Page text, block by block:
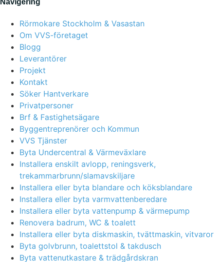
Rörmokare Stockholm & Vasastan
Om VVS-företaget
Blogg
Leverantörer
Projekt
Kontakt
Söker Hantverkare
Privatpersoner
Brf & Fastighetsägare
Byggentreprenörer och Kommun
VVS Tjänster
Byta Undercentral & Värmeväxlare
Installera enskilt avlopp, reningsverk,
trekammarbrunn/slamavskiljare
Installera eller byta blandare och köksblandare
Installera eller byta varmvattenberedare
Installera eller byta vattenpump & värmepump
Renovera badrum, WC & toalett
Installera eller byta diskmaskin, tvättmaskin, vitvaror
Byta golvbrunn, toalettstol & takdusch
Byta vattenutkastare & trädgårdskran